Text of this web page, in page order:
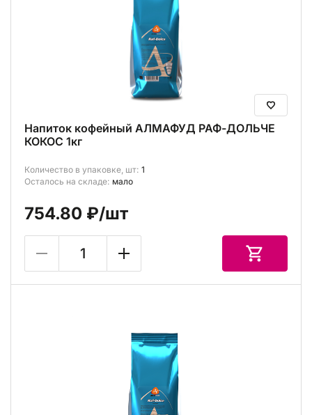
Напиток кофейный АЛМАФУД РАФ-ДОЛЬЧЕ
КОКОС 1кг
Количество в упаковке, шт: 1
Осталось на складе: мало
754.80 ₽/шт